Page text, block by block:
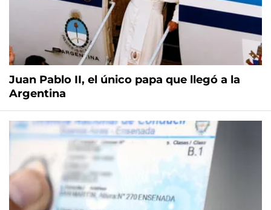
Juan Pablo II, el único papa que llegó a la
Argentina